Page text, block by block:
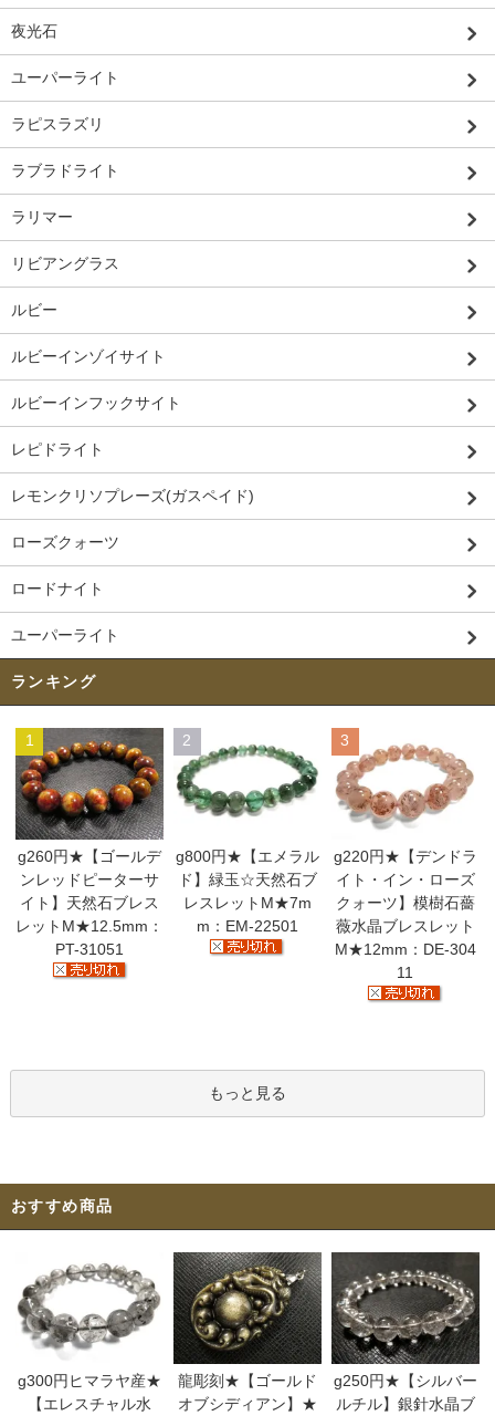
夜光石
ユーパーライト
ラピスラズリ
ラブラドライト
ラリマー
リビアングラス
ルビー
ルビーインゾイサイト
ルビーインフックサイト
レピドライト
レモンクリソプレーズ(ガスペイド)
ローズクォーツ
ロードナイト
ユーパーライト
ランキング
1
g260円★【ゴールデ
ンレッドピーターサ
イト】天然石ブレス
レットM★12.5mm：
PT-31051
2
g800円★【エメラル
ド】緑玉☆天然石ブ
レスレットM★7m
m：EM-22501
3
g220円★【デンドラ
イト・イン・ローズ
クォーツ】模樹石薔
薇水晶ブレスレット
M★12mm：DE-304
11
もっと見る
おすすめ商品
g300円ヒマラヤ産★
【エレスチャル水
龍彫刻★【ゴールド
オブシディアン】★
g250円★【シルバー
ルチル】銀針水晶ブ